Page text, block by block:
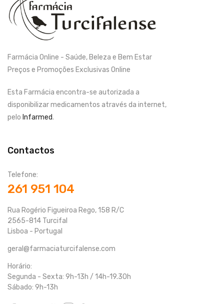
Farmácia Online - Saúde, Beleza e Bem Estar
Preços e Promoções Exclusivas Online
Esta Farmácia encontra-se autorizada a
disponibilizar medicamentos através da internet,
pelo Infarmed.
Contactos
Telefone:
261 951 104
Rua Rogério Figueiroa Rego, 158 R/C
2565-814 Turcifal
Lisboa - Portugal
geral@farmaciaturcifalense.com
Horário:
Segunda - Sexta: 9h-13h / 14h-19.30h
Sábado: 9h-13h